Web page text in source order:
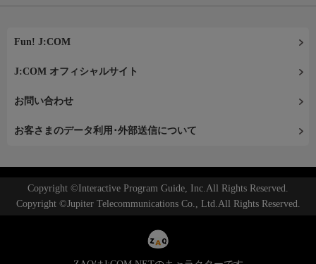
Fun! J:COM
J:COM オフィシャルサイト
お問い合わせ
お客さまのデータ利用･外部送信について
Copyright ©Interactive Program Guide, Inc.All Rights Reserved.
Copyright ©Jupiter Telecommunications Co., Ltd.All Rights Reserved.